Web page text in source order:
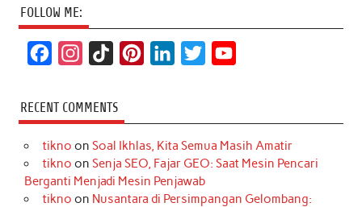
FOLLOW ME:
c
e
b
o
s
t
a
r
k
T
o
k
t
e
r
e
k
e
d
I
t
t
r
T
u
e
RECENT COMMENTS
tikno on Soal Ikhlas, Kita Semua Masih Amatir
tikno on Senja SEO, Fajar GEO: Saat Mesin Pencari
Berganti Menjadi Mesin Penjawab
tikno on Nusantara di Persimpangan Gelombang: